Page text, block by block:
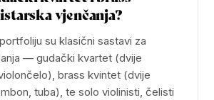
vjenčanja?
su klasični sastavi za
— gudački kvartet (dvije
brass kvintet (dvije
tuba), te solo violinisti, čelisti